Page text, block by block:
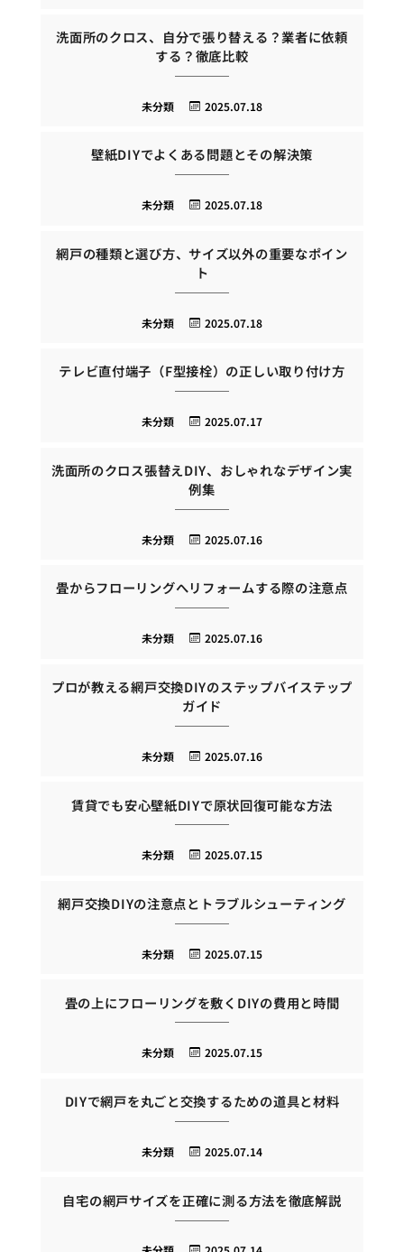
洗面所のクロス、自分で張り替える？業者に依頼
する？徹底比較
2025.07.18
未分類
壁紙DIYでよくある問題とその解決策
2025.07.18
未分類
網戸の種類と選び方、サイズ以外の重要なポイン
ト
2025.07.18
未分類
テレビ直付端子（F型接栓）の正しい取り付け方
2025.07.17
未分類
洗面所のクロス張替えDIY、おしゃれなデザイン実
例集
2025.07.16
未分類
畳からフローリングへリフォームする際の注意点
2025.07.16
未分類
プロが教える網戸交換DIYのステップバイステップ
ガイド
2025.07.16
未分類
賃貸でも安心壁紙DIYで原状回復可能な方法
2025.07.15
未分類
網戸交換DIYの注意点とトラブルシューティング
2025.07.15
未分類
畳の上にフローリングを敷くDIYの費用と時間
2025.07.15
未分類
DIYで網戸を丸ごと交換するための道具と材料
2025.07.14
未分類
自宅の網戸サイズを正確に測る方法を徹底解説